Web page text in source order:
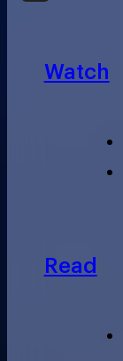
Watch
Read